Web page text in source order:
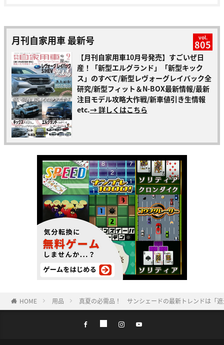
月刊自家用車 最新号 vol.
805
【月刊自家用車10月号発売】すごいぜ日
産！「新型エルグランド」「新型キック
ス」のすべて/新型レヴォーグレイバック全
研究/新型フィット＆N-BOX最新情報/最新
注目モデル攻略大作戦/新車値引き生情報
etc.→ 詳しくはこちら
HOME 用品 真夏の必需品！ サンシェードの最新トレンドは「